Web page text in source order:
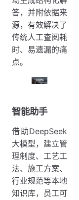
答，并附依据来
源，有效解决了
传统人工查阅耗
时、易遗漏的痛
点。
智能助手
借助DeepSeek
大模型，建立管
理制度、工艺工
法、施工方案、
行业规范等本地
知识库，员工可